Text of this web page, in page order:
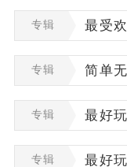
专辑 最受
专辑 简单
专辑 最好
专辑 最好